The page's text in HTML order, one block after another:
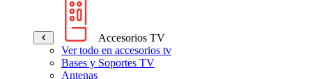
Accesorios TV
Ver todo en accesorios tv
Bases y Soportes TV
Antenas